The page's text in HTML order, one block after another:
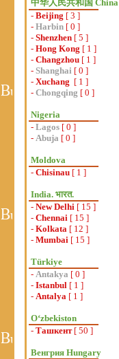
中华人民共和国 China
- Beijing [ 3 ]
- Harbin [ 0 ]
- Shenzhen [ 5 ]
- Hong Kong [ 1 ]
- Changzhou [ 1 ]
- Shanghai [ 0 ]
- Xuchang [ 1 ]
- Chongqing [ 0 ]
Nigeria
- Lagos [ 0 ]
- Abuja [ 0 ]
Moldova
- Chisinau [ 1 ]
India. भारत.
- New Delhi [ 15 ]
- Chennai [ 15 ]
- Kolkata [ 12 ]
- Mumbai [ 15 ]
Türkiye
- Antakya [ 0 ]
- Istanbul [ 1 ]
- Antalya [ 1 ]
Oʻzbekiston
- Ташкент[ 50 ]
Венгрия Hungary